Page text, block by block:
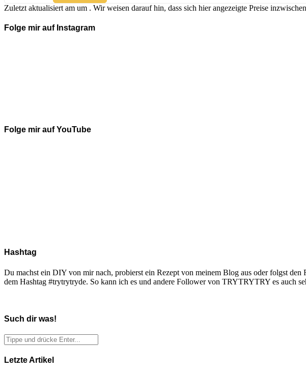
Zuletzt aktualisiert am um . Wir weisen darauf hin, dass sich hier angezeigte Preise
Folge mir auf Instagram
Folge mir auf YouTube
Hashtag
Du machst ein DIY von mir nach, probierst ein Rezept von meinem Blog aus oder folgst
dem Hashtag #trytrytryde. So kann ich es und andere Follower von TRYTRYTRY es auch
Such dir was!
Letzte Artikel